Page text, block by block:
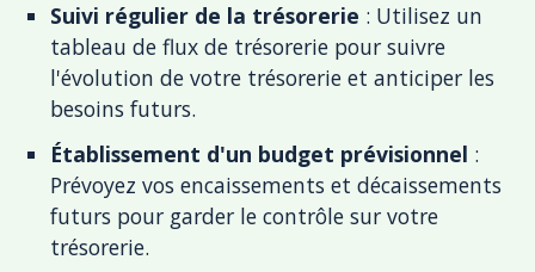
Suivi régulier de la trésorerie : Utilisez un
tableau de flux de trésorerie pour suivre
l'évolution de votre trésorerie et anticiper les
besoins futurs.
Établissement d'un budget prévisionnel :
Prévoyez vos encaissements et décaissements
futurs pour garder le contrôle sur votre
trésorerie.